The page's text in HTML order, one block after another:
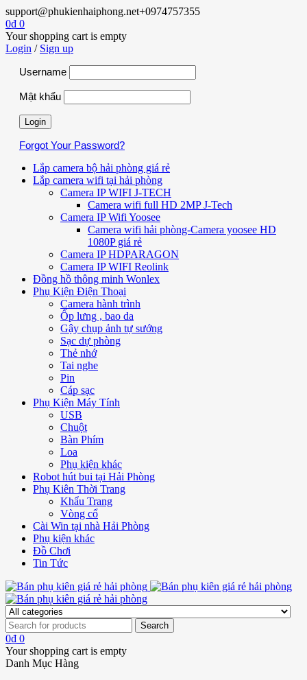
support@phukienhaiphong.net+0974757355
0₫ 0
Your shopping cart is empty
Login / Sign up
Username
Mật khẩu
Forgot Your Password?
Lắp camera bộ hải phòng giá rẻ
Lắp camera wifi tại hải phòng
Camera IP WIFI J-TECH
Camera wifi full HD 2MP J-Tech
Camera IP Wifi Yoosee
Camera wifi hải phòng-Camera yoosee HD
1080P giá rẻ
Camera IP HDPARAGON
Camera IP WIFI Reolink
Đồng hồ thông minh Wonlex
Phụ Kiện Điện Thoại
Camera hành trình
Ốp lưng , bao da
Gậy chụp ảnh tự sướng
Sạc dự phòng
Thẻ nhớ
Tai nghe
Pin
Cáp sạc
Phụ Kiện Máy Tính
USB
Chuột
Bàn Phím
Loa
Phụ kiện khác
Robot hút bui tại Hải Phòng
Phụ Kiên Thời Trang
Khẩu Trang
Vòng cổ
Cài Win tại nhà Hải Phòng
Phụ kiện khác
Đồ Chơi
Tin Tức
0₫ 0
Your shopping cart is empty
Danh Mục Hàng